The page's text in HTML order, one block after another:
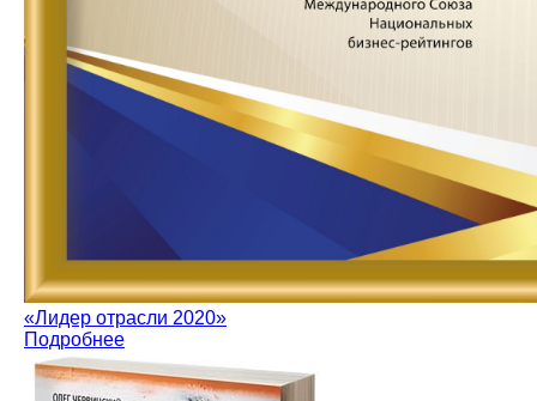
«Лидер отрасли 2020»
Подробнее